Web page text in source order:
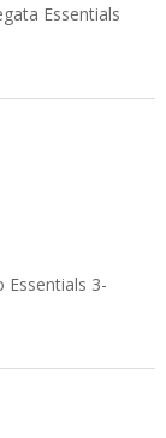
Essentials
3-